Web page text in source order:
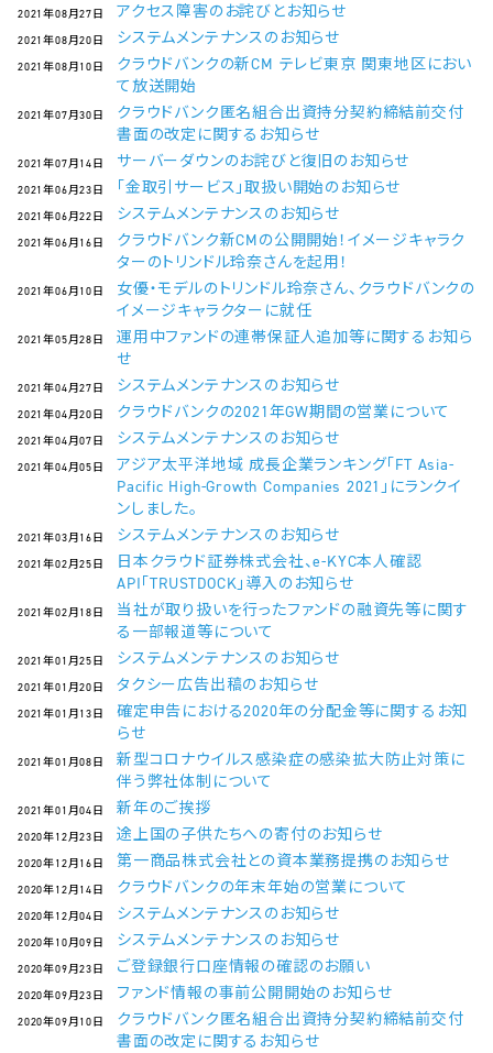
2021年08月27日 アクセス障害のお詫びとお知らせ
2021年08月20日 システムメンテナンスのお知らせ
2021年08月10日
クラウドバンクの新CM テレビ東京 関東地区におい
て放送開始
2021年07月30日
クラウドバンク匿名組合出資持分契約締結前交付
書面の改定に関するお知らせ
2021年07月14日 サーバーダウンのお詫びと復旧のお知らせ
2021年06月23日 「金取引サービス」取扱い開始のお知らせ
2021年06月22日 システムメンテナンスのお知らせ
2021年06月16日
クラウドバンク新CMの公開開始！イメージキャラク
ターのトリンドル玲奈さんを起用！
2021年06月10日
女優・モデルのトリンドル玲奈さん、クラウドバンクの
イメージキャラクターに就任
2021年05月28日
運用中ファンドの連帯保証人追加等に関するお知ら
せ
2021年04月27日 システムメンテナンスのお知らせ
2021年04月20日 クラウドバンクの2021年GW期間の営業について
2021年04月07日 システムメンテナンスのお知らせ
2021年04月05日
アジア太平洋地域 成長企業ランキング「FT Asia-
Pacific High-Growth Companies 2021」にランクイ
ンしました。
2021年03月16日 システムメンテナンスのお知らせ
2021年02月25日
日本クラウド証券株式会社、e-KYC本人確認
API「TRUSTDOCK」導入のお知らせ
2021年02月18日
当社が取り扱いを行ったファンドの融資先等に関す
る一部報道等について
2021年01月25日 システムメンテナンスのお知らせ
2021年01月20日 タクシー広告出稿のお知らせ
2021年01月13日
確定申告における2020年の分配金等に関するお知
らせ
2021年01月08日
新型コロナウイルス感染症の感染拡大防止対策に
伴う弊社体制について
2021年01月04日 新年のご挨拶
2020年12月23日 途上国の子供たちへの寄付のお知らせ
2020年12月16日 第一商品株式会社との資本業務提携のお知らせ
2020年12月14日 クラウドバンクの年末年始の営業について
2020年12月04日 システムメンテナンスのお知らせ
2020年10月09日 システムメンテナンスのお知らせ
2020年09月23日 ご登録銀行口座情報の確認のお願い
2020年09月23日 ファンド情報の事前公開開始のお知らせ
2020年09月10日
クラウドバンク匿名組合出資持分契約締結前交付
書面の改定に関するお知らせ